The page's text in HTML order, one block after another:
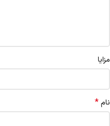
مزایا
نام*